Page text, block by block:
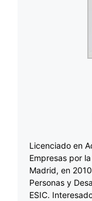
Licenciado en
Empresas por
Madrid, en
Personas y
ESIC.